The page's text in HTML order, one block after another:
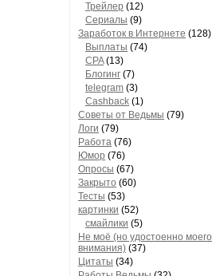
Трейлер (12)
Сериалы (9)
Заработок в Интернете (128)
Выплаты (74)
CPA(13)
Блогинг (7)
telegram (3)
Cashback (1)
Советы от Ведьмы (79)
Логи (79)
Работа (76)
Юмор (76)
Опросы (67)
Закрыто (60)
Тесты (53)
картинки (52)
смайлики (5)
Не моё (но удостоенно моего
внимания) (37)
Цитаты (34)